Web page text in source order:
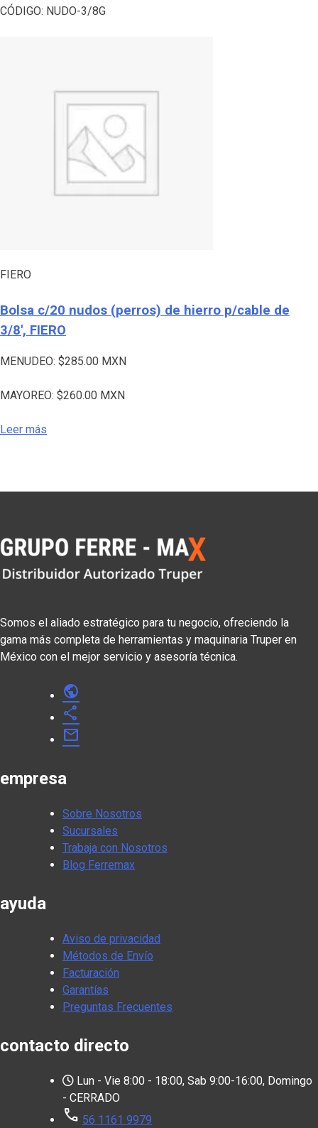
CÓDIGO: NUDO-3/8G
FIERO
Bolsa c/20 nudos (perros) de hierro p/cable de
3/8′, FIERO
MENUDEO: $285.00 MXN
MAYOREO: $260.00 MXN
Leer más
Somos el aliado estratégico para tu negocio, ofreciendo la
gama más completa de herramientas y maquinaria Truper en
México con el mejor servicio y asesoría técnica.
public
share
mail
empresa
Sobre Nosotros
Sucursales
Trabaja con Nosotros
Blog Ferremax
ayuda
Aviso de privacidad
Métodos de Envío
Facturación
Garantías
Preguntas Frecuentes
contacto directo
Lun - Vie 8:00 - 18:00, Sab 9:00-16:00, Domingo
- CERRADO
call 56 1161 9979